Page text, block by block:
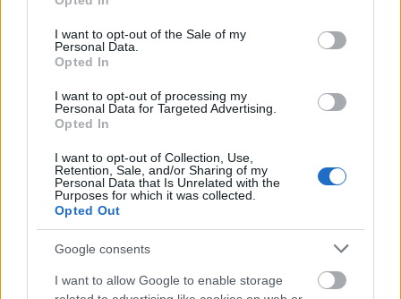
use your data for below specified purposes in below Google
consent section.
I want to opt-out of the Sale of my
Personal Data.
Opted In
I want to opt-out of processing my
Personal Data for Targeted Advertising.
Opted In
I want to opt-out of Collection, Use,
Retention, Sale, and/or Sharing of my
Personal Data that Is Unrelated with the
Purposes for which it was collected.
Opted Out
Google consents
I want to allow Google to enable storage
TáncPark - Nyáresti táncélmény
élőben
mtothorsi•2020. június 24.
táncok júliusban Buda legnagyobb, ikonikus